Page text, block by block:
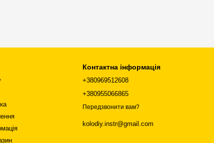
Контактна інформація
+380969512608
+380955066865
Передзвонити вам?
kolodiy.instr@gmail.com